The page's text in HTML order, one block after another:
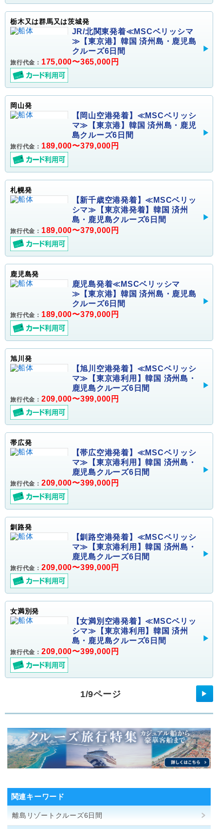
栃木又は群馬又は茨城発
JR/北関東発着≪MSCベリッシマ
≫【東京港】韓国 済州島・鹿児島
クルーズ6日間
旅行代金： 175,000〜365,000円
岡山発
【岡山空港発着】≪MSCベリッシ
マ≫【東京港】韓国 済州島・鹿児
島クルーズ6日間
旅行代金： 189,000〜379,000円
札幌発
【新千歳空港発着】≪MSCベリッ
シマ≫【東京港発着】韓国 済州
島・鹿児島クルーズ6日間
旅行代金： 189,000〜379,000円
鹿児島発
鹿児島発着≪MSCベリッシマ
≫【東京港】韓国 済州島・鹿児島
クルーズ6日間
旅行代金： 189,000〜379,000円
旭川発
【旭川空港発着】≪MSCベリッシ
マ≫【東京港利用】韓国 済州島・
鹿児島クルーズ6日間
旅行代金： 209,000〜399,000円
帯広発
【帯広空港発着】≪MSCベリッシ
マ≫【東京港利用】韓国 済州島・
鹿児島クルーズ6日間
旅行代金： 209,000〜399,000円
釧路発
【釧路空港発着】≪MSCベリッシ
マ≫【東京港利用】韓国 済州島・
鹿児島クルーズ6日間
旅行代金： 209,000〜399,000円
女満別発
【女満別空港発着】≪MSCベリッ
シマ≫【東京港利用】韓国 済州
島・鹿児島クルーズ6日間
旅行代金： 209,000〜399,000円
1/9ページ ▶
関連キーワード
離島リゾートクルーズ6日間